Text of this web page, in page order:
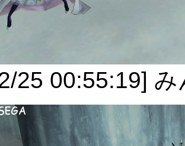
25 00:55:19]